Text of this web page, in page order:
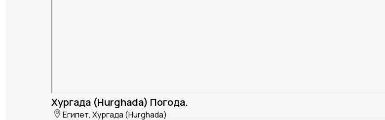
Хургада (Hurghada) Погода.
Египет, Хургада (Hurghada)